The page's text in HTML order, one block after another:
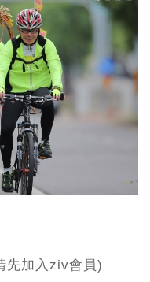
先加入ziv會員)